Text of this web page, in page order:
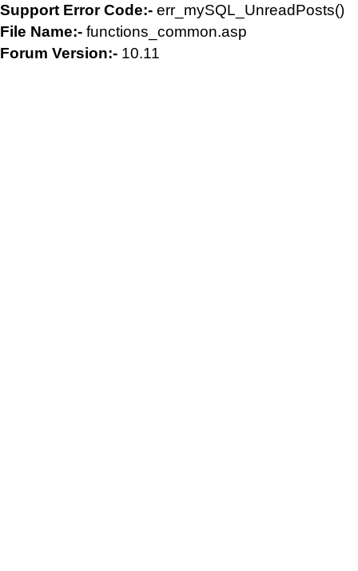
Support Error Code:- err_mySQL_UnreadPosts()
File Name:- functions_common.asp
Forum Version:- 10.11